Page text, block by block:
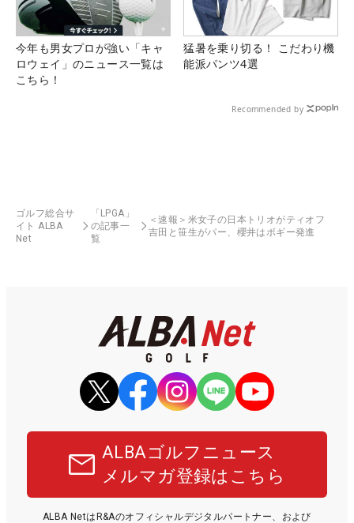
今年も男女プロが強い「キャ
ロウェイ」のニュース一覧は
こちら！
猛暑を乗り切る！ こだわり機
能派パンツ4選
Recommended by
ゴルフ総合サ
イト ALBA
Net
「LPGA」
の記事一
覧
＜速報＞米女子の日本トリオがティオフ
吉田と笹生がパー、櫻井はボギー発進
ALBAゴルフニュース
メルマガ登録はこちら
ALBA NetはR&Aのオフィシャルデジタルパートナー、および